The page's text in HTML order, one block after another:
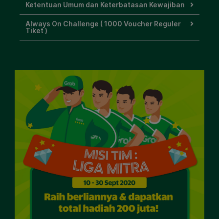
Ketentuan Umum dan Keterbatasan Kewajiban
Always On Challenge ( 1000 Voucher Reguler
Tiket )